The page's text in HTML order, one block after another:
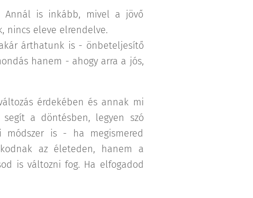
Annál is inkább, mivel a jövő
nincs eleve elrendelve.
árthatunk is - önbeteljesítő
hanem - ahogy arra a jós,
érdekében és annak mi
a döntésben, legyen szó
módszer is - ha megismered
az életeden, hanem a
is változni fog. Ha elfogadod